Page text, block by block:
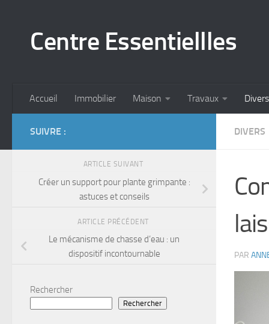
Centre Essentiellles
Accueil Immobilier Maison Travaux Divers
DIVERS
PAR
SUIVRE :
ARTICLE SUIVANT
Créer un support pour plante grimpante :
astuces et conseils
ARTICLE PRÉCÉDENT
Le mécanisme de chasse d’eau : un
dispositif incontournable
Rechercher
Rechercher